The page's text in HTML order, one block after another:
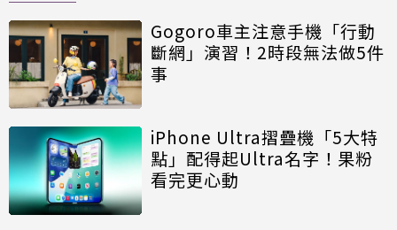
Gogoro車主注意手機「行動
斷網」演習！2時段無法做5件
事
iPhone Ultra摺疊機「5大特
點」配得起Ultra名字！果粉
看完更心動